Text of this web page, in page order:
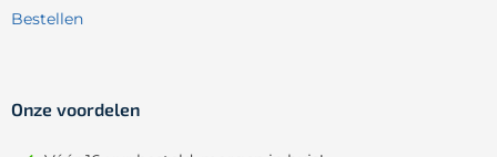
Bestellen
Onze voordelen